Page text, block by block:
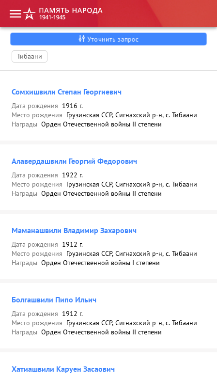
Уточнить запрос
Тибаани
Сомхишвили Степан Георгиевич
Дата рождения 1916 г.
Место рождения Грузинская ССР, Сигнахский р-н, с. Тибаани
Награды Орден Отечественной войны II степени
Алавердашвили Георгий Федорович
Дата рождения 1922 г.
Место рождения Грузинская ССР, Сигнахский р-н, с. Тибаани
Награды Орден Отечественной войны II степени
Маманашвили Владимир Захарович
Дата рождения 1912 г.
Место рождения Грузинская ССР, Сигнахский р-н, с. Тибаани
Награды Орден Отечественной войны I степени
Болгашвили Пипо Ильич
Дата рождения 1912 г.
Место рождения Грузинская ССР, Сигнахский р-н, с. Тибаани
Награды Орден Отечественной войны II степени
Хатиашвили Каруен Засаович